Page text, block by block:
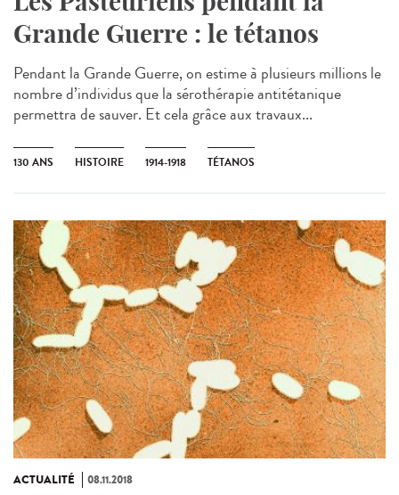
Grande Guerre : le tétanos
Pendant la Grande Guerre, on estime à plusieurs millions le
nombre d’individus que la sérothérapie antitétanique
permettra de sauver. Et cela grâce aux travaux...
130 ANS HISTOIRE 1914-1918 TÉTANOS
ACTUALITÉ 08.11.2018